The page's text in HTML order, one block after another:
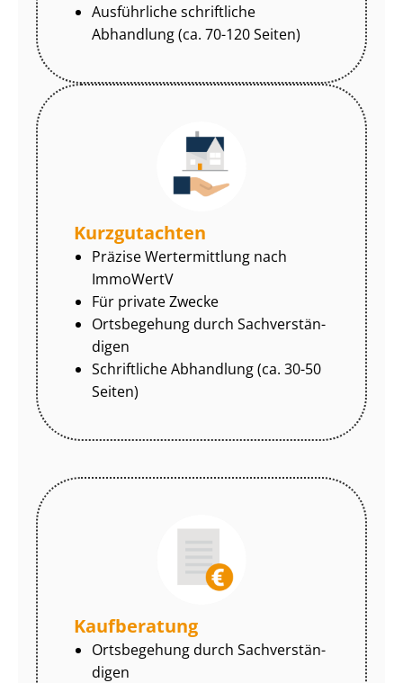
Ausführliche schriftliche
Abhandlung (ca. 70-120 Seiten)
Kurzgutachten
Präzise Wertermittlung nach
ImmoWertV
Für private Zwecke
Ortsbegehung durch Sach­ver­stän­
di­gen
Schriftliche Abhandlung (ca. 30-50
Seiten)
Kaufberatung
Ortsbegehung durch Sach­ver­stän­
di­gen